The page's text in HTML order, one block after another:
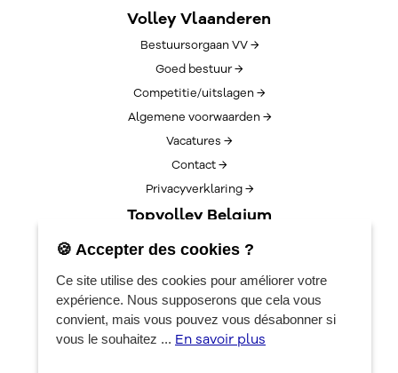
Volley Vlaanderen
Bestuursorgaan VV →
Goed bestuur →
Competitie/uitslagen →
Algemene voorwaarden →
Vacatures →
Contact →
Privacyverklaring →
Topvolley Belgium
Over TopVolleyBelgium →
Lotto Cup Finals →
EuroVolleyCenter
Réservations →
🍪 Accepter des cookies ?
Ce site utilise des cookies pour améliorer votre
expérience. Nous supposerons que cela vous
convient, mais vous pouvez vous désabonner si
vous le souhaitez ... En savoir plus